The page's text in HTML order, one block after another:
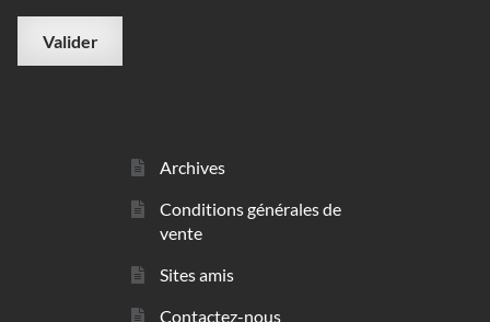
Archives
Conditions générales de
vente
Sites amis
Contactez-nous